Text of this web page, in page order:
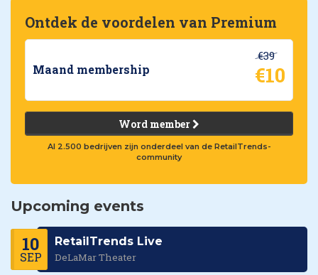
Ontdek de voordelen van Premium
Maand membership
€39
€10
Word member
Al 2.500 bedrijven zijn onderdeel van de RetailTrends-
community
Upcoming events
10
SEP
RetailTrends Live
DeLaMar Theater